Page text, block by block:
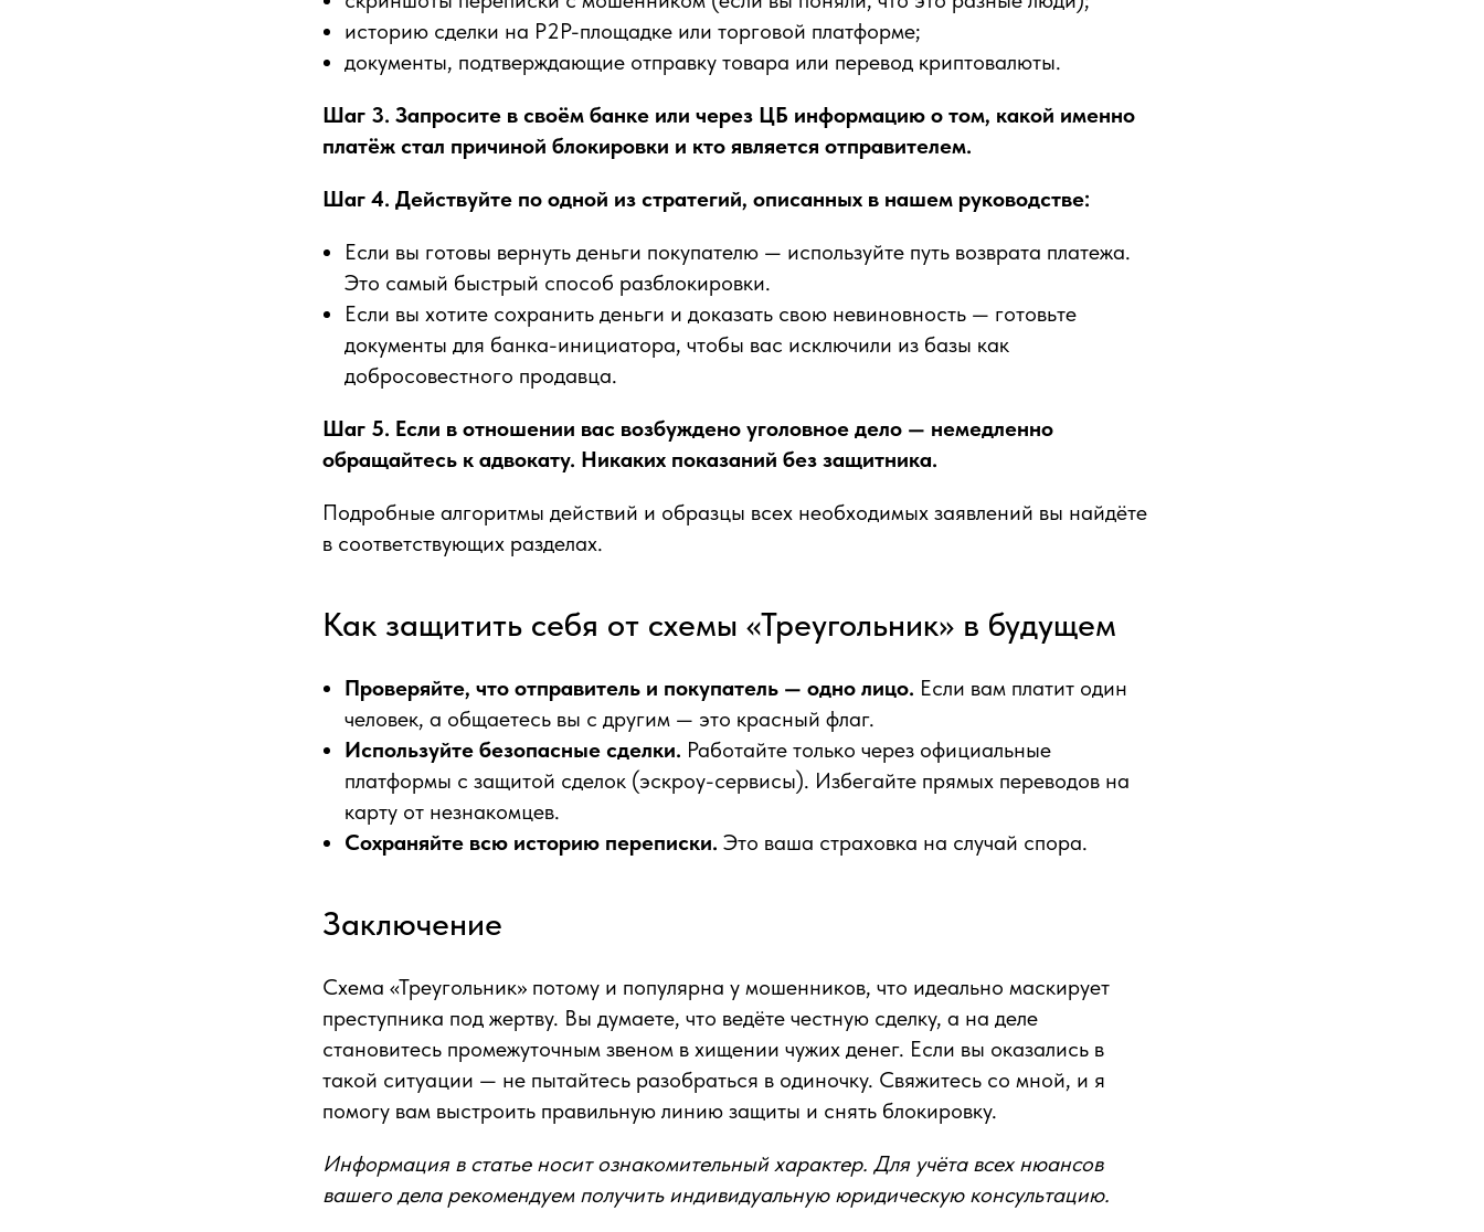
историю сделки на P2P-площадке или торговой платформе;
документы, подтверждающие отправку товара или перевод криптовалюты.
Шаг 3. Запросите в своём банке или через ЦБ информацию о том, какой именно
платёж стал причиной блокировки и кто является отправителем.
Шаг 4. Действуйте по одной из стратегий, описанных в нашем руководстве:
Если вы готовы вернуть деньги покупателю — используйте путь возврата платежа.
Это самый быстрый способ разблокировки.
Если вы хотите сохранить деньги и доказать свою невиновность — готовьте
документы для банка-инициатора, чтобы вас исключили из базы как
добросовестного продавца.
Шаг 5. Если в отношении вас возбуждено уголовное дело — немедленно
обращайтесь к адвокату. Никаких показаний без защитника.
Подробные алгоритмы действий и образцы всех необходимых заявлений вы найдёте
в соответствующих разделах.
Как защитить себя от схемы «Треугольник» в будущем
Проверяйте, что отправитель и покупатель — одно лицо. Если вам платит один
человек, а общаетесь вы с другим — это красный флаг.
Используйте безопасные сделки. Работайте только через официальные
платформы с защитой сделок (эскроу-сервисы). Избегайте прямых переводов на
карту от незнакомцев.
Сохраняйте всю историю переписки. Это ваша страховка на случай спора.
Заключение
Схема «Треугольник» потому и популярна у мошенников, что идеально маскирует
преступника под жертву. Вы думаете, что ведёте честную сделку, а на деле
становитесь промежуточным звеном в хищении чужих денег. Если вы оказались в
такой ситуации — не пытайтесь разобраться в одиночку. Свяжитесь со мной, и я
помогу вам выстроить правильную линию защиты и снять блокировку.
Информация в статье носит ознакомительный характер. Для учёта всех нюансов
вашего дела рекомендуем получить индивидуальную юридическую консультацию.